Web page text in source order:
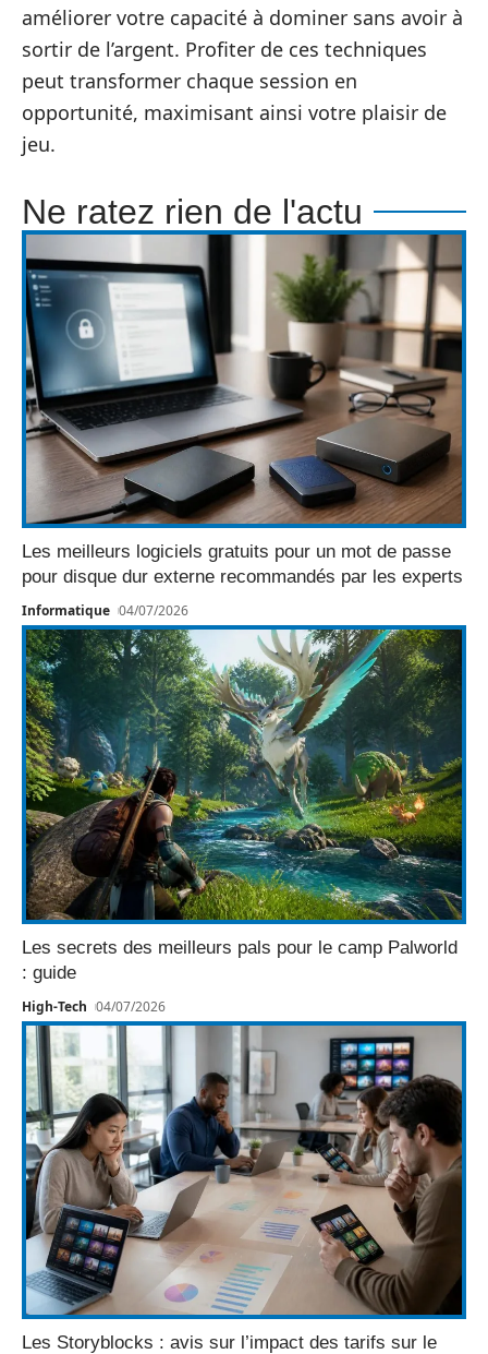
améliorer votre capacité à dominer sans avoir à
sortir de l’argent. Profiter de ces techniques
peut transformer chaque session en
opportunité, maximisant ainsi votre plaisir de
jeu.
Ne ratez rien de l'actu
Les meilleurs logiciels gratuits pour un mot de passe
pour disque dur externe recommandés par les experts
Informatique 04/07/2026
Les secrets des meilleurs pals pour le camp Palworld
: guide
High-Tech 04/07/2026
Les Storyblocks : avis sur l’impact des tarifs sur le